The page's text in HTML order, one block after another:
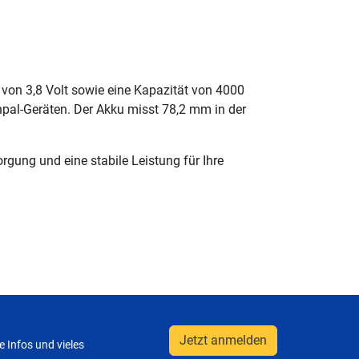
3,8 Volt sowie eine Kapazität von 4000
Geräten. Der Akku misst 78,2 mm in der
und eine stabile Leistung für Ihre
Infos und vieles
Jetzt anmelden